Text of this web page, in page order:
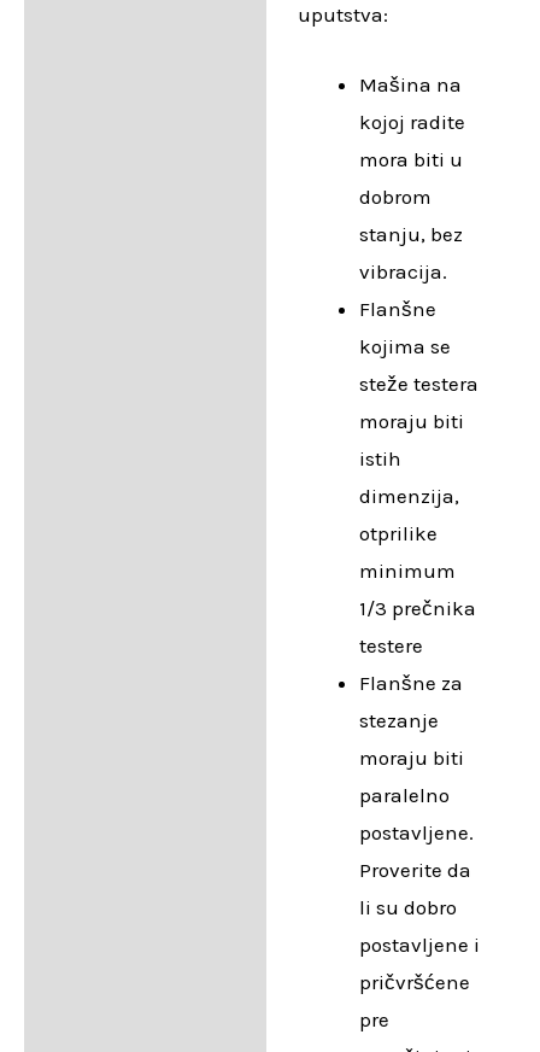
uputstva:
Mašina na
kojoj radite
mora biti u
dobrom
stanju, bez
vibracija.
Flanšne
kojima se
steže testera
moraju biti
istih
dimenzija,
otprilike
minimum
1/3 prečnika
testere
Flanšne za
stezanje
moraju biti
paralelno
postavljene.
Proverite da
li su dobro
postavljene i
pričvršćene
pre